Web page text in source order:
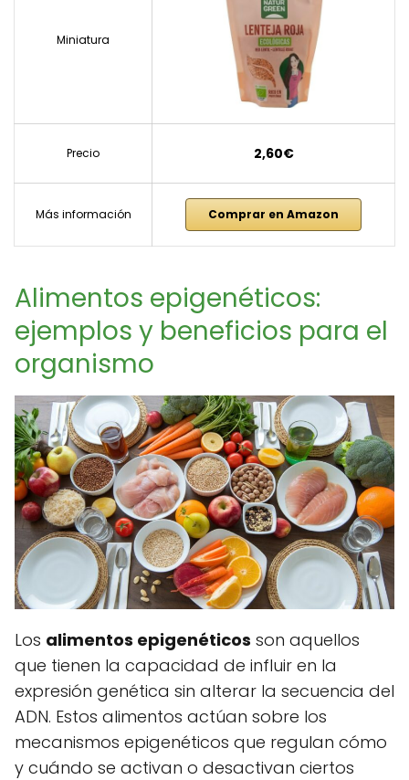
Miniatura
Precio 2,60€
Más información Comprar en Amazon
Alimentos epigenéticos:
ejemplos y beneficios para el
organismo
Los alimentos epigenéticos son aquellos
que tienen la capacidad de influir en la
expresión genética sin alterar la secuencia del
ADN. Estos alimentos actúan sobre los
mecanismos epigenéticos que regulan cómo
y cuándo se activan o desactivan ciertos